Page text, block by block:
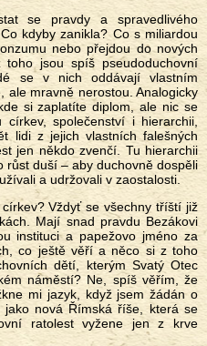
kdyby zanikla? Co s miliardou
nebo přejdou do nových
jsou spíš pseudoduchovní
se v nich oddávají vlastním
mravně nerostou. Analogicky
si zaplatíte diplom, ale nic se
církev, společenství i hierarchii,
lidi z jejich vlastních falešných
jen někdo zvenčí. Tu hierarchii
růst duší – aby duchovně dospěli
a udržovali v zaostalosti.
Mají snad pravdu Bezákovi
instituci a papežovo jméno za
co ještě věří a něco si z toho
dětí, kterým Svatý Otec
náměstí? Ne, spíš věřím, že
mi jazyk, když jsem žádán o
nová Římská říše, která se
ratolest vyžene jen z krve